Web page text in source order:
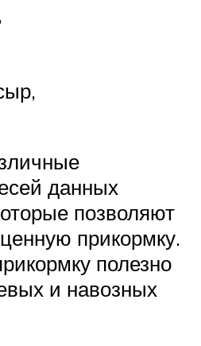
данных
позволяют
прикормку.
полезно
и навозных